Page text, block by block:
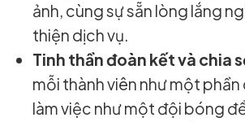
ảnh, cùng sự sẵn lòng lắng
thiện dịch vụ.
Tinh thần đoàn kết và chia
mỗi thành viên như một phần
làm việc như một đội bóng